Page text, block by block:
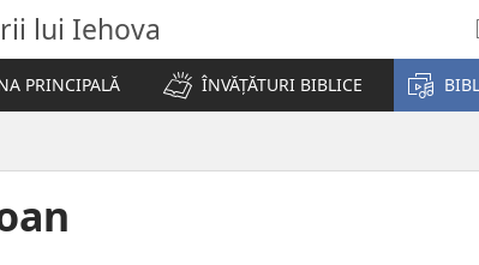
lui Iehova
PRINCIPALĂ
ÎNVĂȚĂTURI BIBLICE